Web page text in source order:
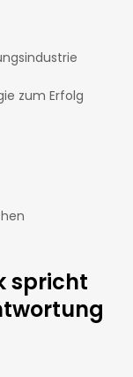
zum Erfolg
spricht